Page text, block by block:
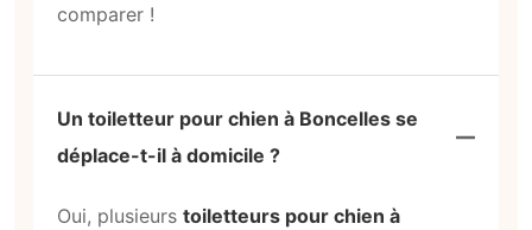
comparer !
Un toiletteur pour chien à Boncelles se
déplace-t-il à domicile ?
Oui, plusieurs toiletteurs pour chien à